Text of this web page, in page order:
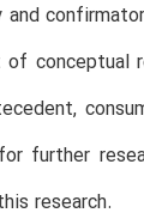
conceptual
further
research.